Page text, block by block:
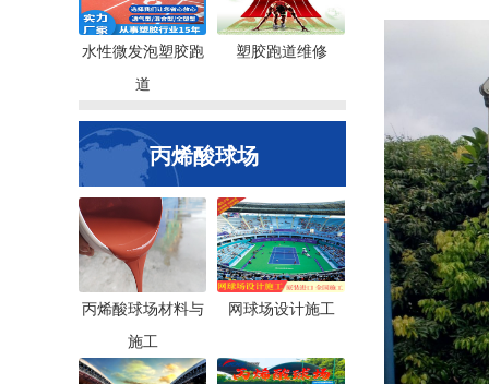
水性微发泡塑胶跑
道
塑胶跑道维修
丙烯酸球场
丙烯酸球场材料与
施工
网球场设计施工